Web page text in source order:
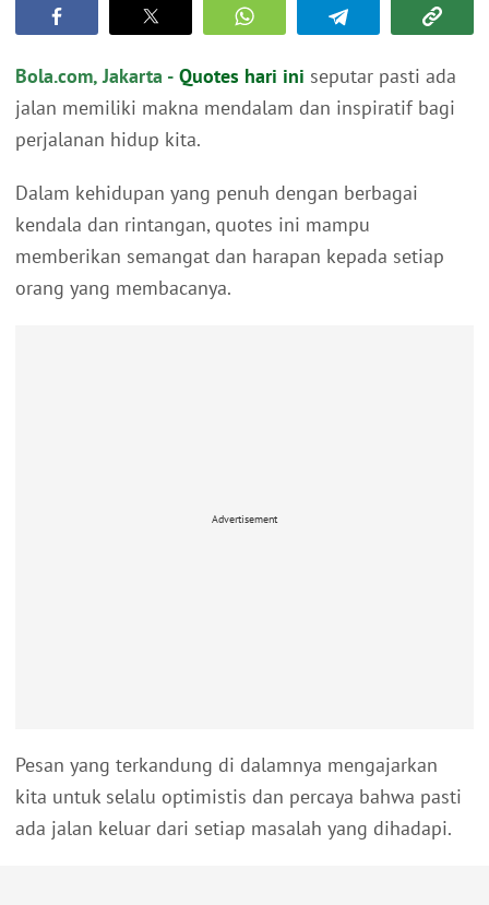
Bola.com, Jakarta - Quotes hari ini seputar pasti ada
jalan memiliki makna mendalam dan inspiratif bagi
perjalanan hidup kita.
Dalam kehidupan yang penuh dengan berbagai
kendala dan rintangan, quotes ini mampu
memberikan semangat dan harapan kepada setiap
orang yang membacanya.
Advertisement
Pesan yang terkandung di dalamnya mengajarkan
kita untuk selalu optimistis dan percaya bahwa pasti
ada jalan keluar dari setiap masalah yang dihadapi.